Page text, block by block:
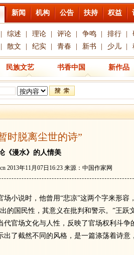
新闻 机构 公告 扶持 权益
综述 理论 评论 争鸣 排行
散文 纪实 青春 新书 少儿
民族文艺 书香中国 新作品
时脱离尘世的诗”
漫水》的人情美
2013年11月07日16:23 来源：中国作家网
说时，他曾用“悲凉”这两个字来形容
的国民性，其意义在批判和警示。”王跃
官场文化与人性，反映了官场权利斗争
了截然不同的风格，是一篇涤荡着诗意